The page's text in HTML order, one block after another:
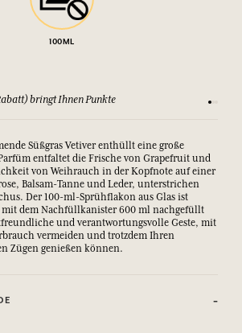
100ML
bringt Ihnen Punkte Sehen
Süßgras Vetiver enthüllt eine große
entfaltet die Frische von Grapefruit und
von Weihrauch in der Kopfnote auf einer
Balsam-Tanne und Leder, unterstrichen
Der 100-ml-Sprühflakon aus Glas ist
dem Nachfüllkanister 600 ml nachgefüllt
und verantwortungsvolle Geste, mit
vermeiden und trotzdem Ihren
Zügen genießen können.